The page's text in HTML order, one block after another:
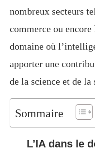
nombreux secteurs
commerce ou
domaine où
apporter une
de la science et de la
Sommaire
L’IA dans le